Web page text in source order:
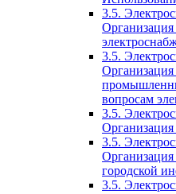
3.5.
3.5.
Организация
вопросам
3.5.
Организация
3.5.
Организация
городской
3.5.